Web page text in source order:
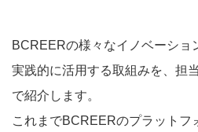
BCREERの様々なイノベーショ
実践的に活用する取組みを、担
で紹介します。
これまでBCREERのプラットフ